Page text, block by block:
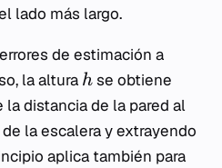
lado más largo.
de estimación a
la altura h se obtiene
distancia de la pared al
la escalera y extrayendo
aplica también para